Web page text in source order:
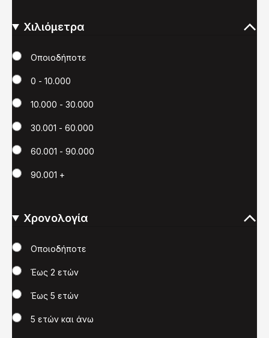
Χιλιόμετρα
Χιλιόμετρα
Οποιοδήποτε
0 - 10.000
10.000 - 30.000
30.001 - 60.000
60.001 - 90.000
90.001 +
Χρονολογία
Χρονολογία
Οποιοδήποτε
Έως 2 ετών
Έως 5 ετών
5 ετών και άνω